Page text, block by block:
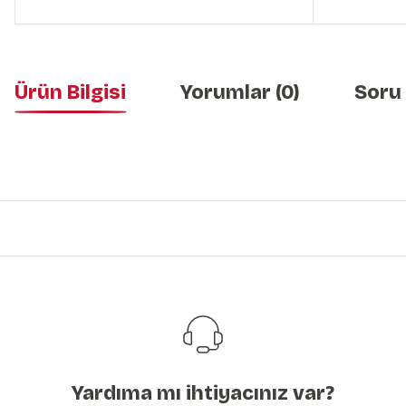
Ürün Bilgisi Yorumlar (0) Soru
Bu ürüne benzer farklı alternatifler olmalı.
Yardıma mı ihtiyacınız var?